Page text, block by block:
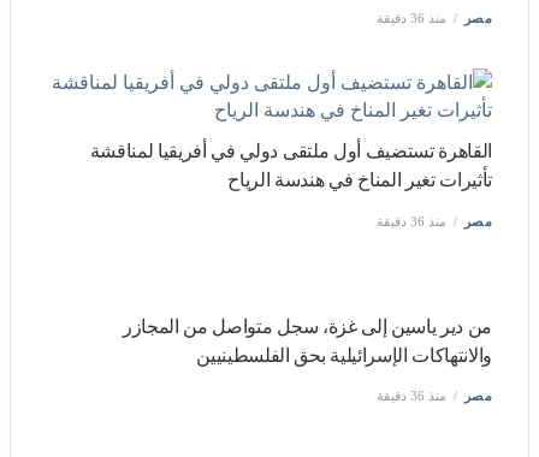
القاهرة تستضيف أول ملتقى دولي في أفريقيا لمناقشة تأثيرات
تغير المناخ في هندسة الرياح
الإسرائيلية بحق الفلسطينيين